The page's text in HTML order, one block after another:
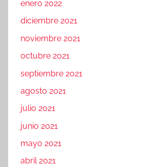
enero 2022
diciembre 2021
noviembre 2021
octubre 2021
septiembre 2021
agosto 2021
julio 2021
junio 2021
mayo 2021
abril 2021